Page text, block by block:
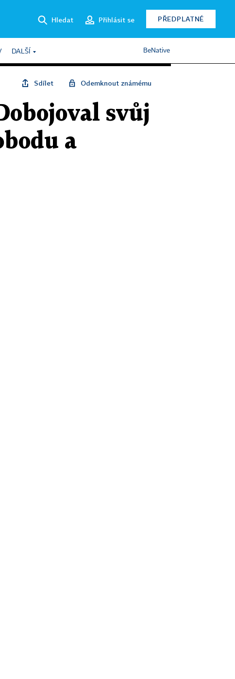
Hledat Přihlásit se PŘEDPLATNÉ
DALŠÍ BeNative
Sdílet Odemknout známému
svůj
a